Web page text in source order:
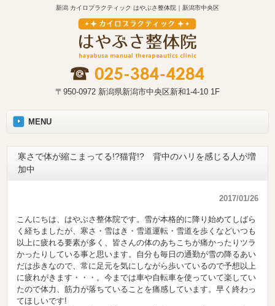
新潟 カイロプラクティック はやぶさ整体院｜新潟市中央区
〒950-0972 新潟県新潟市中央区新和1-4-10 1F
MENU
寒さで体が縮こまってる!?猫背!? 背中のハリを感じる人が増
加中
2017/01/26
こんにちは、はやぶさ整体院です。雪が本格的に降り始めてしばら
く経ちましたが、寒さ・雪はき・雪道運転・雪道を歩くなどいつも
以上に疲れる要素が多く、皆さんの体のあちこちが痛かったりツラ
かったりしている事と思います。自分も毎日の通勤が雪の降るあい
だは歩きなので、常に足元を気にしながら歩いているので予想以上
に疲れがきます・・・。今までは車や自転車を使っていて楽してい
たので体力、筋力が落ちていることを痛感しています。早く終わっ
てほしいです!